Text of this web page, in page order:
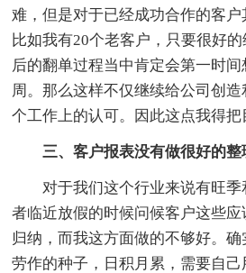
难，但是对于已经成功合作的客户
比如我有20个老客户，只要很好
后的翻单过程当中肯定会第一时
周。那么这样不仅继续给公司创
个工作上的认可。因此这点我得把
三、客户报表没有做很好的整
对于我们这个行业来说有旺季
者临近放假的时候问候客户这些
归纳，而我这方面做的不够好。
劳作的种子，日积月累，需要自己